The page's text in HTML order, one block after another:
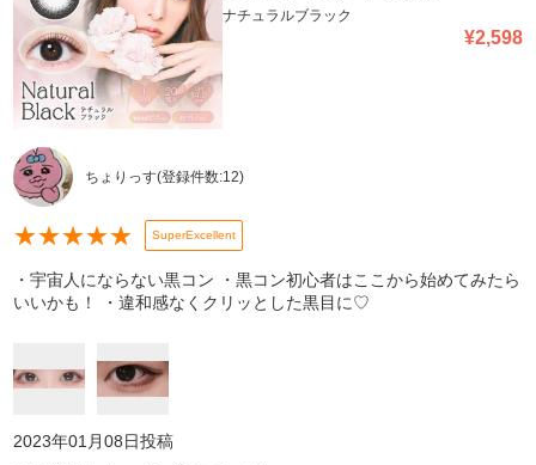
ナチュラルブラック
¥2,598
ちょりっす(登録件数:12)
★★★★★ SuperExcellent
・宇宙人にならない黒コン ・黒コン初心者はここから始めてみたら
いいかも！ ・違和感なくクリッとした黒目に♡
2023年01月08日投稿